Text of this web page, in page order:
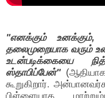
"எனக்கும் உனக்கும்,
தலைமுறையாக வரும்
உடன்படிக்கையை
ஸ்தாபிப்பேன்"
கூறுகிறார்.
பிள்ளையாக